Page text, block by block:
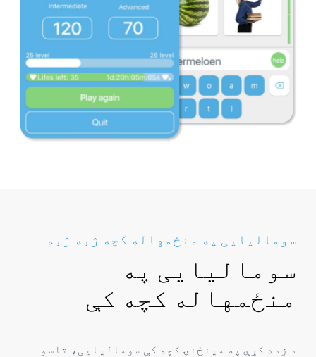
سومالیایی په منځمهاله کچه ژبه ژبه
سومالیایی په
منځمهاله کچه کې
د زده کړې په مینځنۍ کچه کې سومالیایی، تاسو